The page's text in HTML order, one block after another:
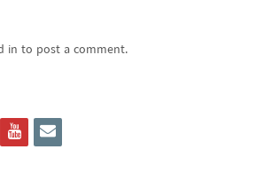
in to post a comment.
y
e